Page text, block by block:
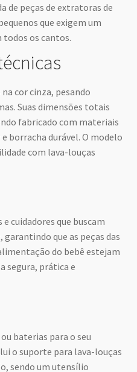
de peças de extratoras de
que exigem um
todos os cantos.
cor cinza, pesando
Suas dimensões totais
fabricado com materiais
borracha durável. O modelo
com lava-louças
cuidadores que buscam
que as peças das
do bebê estejam
segura, prática e
baterias para o seu
o suporte para lava-louças
sendo um utensílio